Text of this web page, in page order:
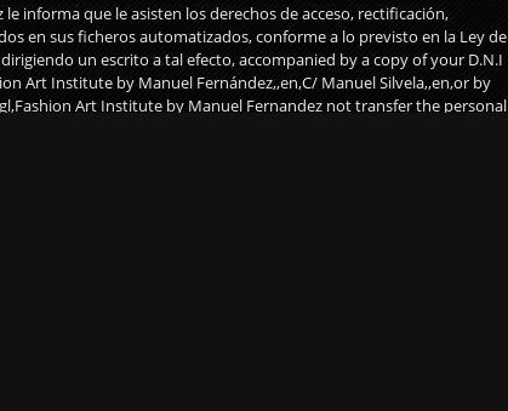
informa que le asisten los derechos de acceso, rectificación,
en sus ficheros automatizados, conforme a lo previsto en la Ley de
un escrito a tal efecto, accompanied by a copy of your D.N.I
Art Institute by Manuel Fernández,,en,C/ Manuel Silvela,,en,or by
Art Institute by Manuel Fernandez not transfer the personal